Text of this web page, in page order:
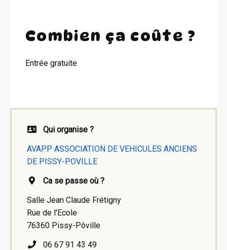
Combien ça coûte ?
Entrée gratuite
Qui organise ?
AVAPP ASSOCIATION DE VEHICULES ANCIENS
DE PISSY-POVILLE
Ca se passe où ?
Salle Jean Claude Frétigny
Rue de l'Ecole
76360 Pissy-Pôville
06 67 91 43 49